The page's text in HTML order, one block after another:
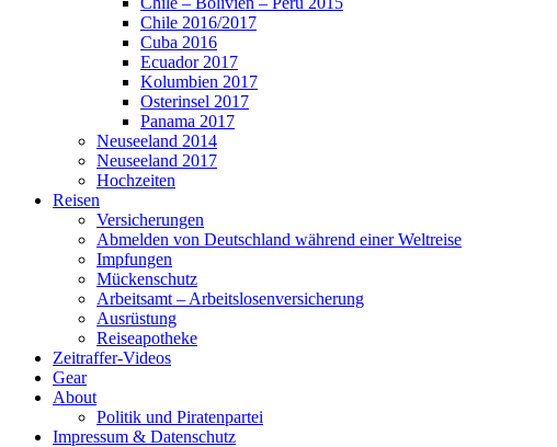
Chile 2016/2017
Cuba 2016
Ecuador 2017
Kolumbien 2017
Osterinsel 2017
Panama 2017
Neuseeland 2014
Neuseeland 2017
Hochzeiten
Reisen
Versicherungen
Abmelden von Deutschland während einer Weltreise
Impfungen
Mückenschutz
Arbeitsamt – Arbeitslosenversicherung
Ausrüstung
Reiseapotheke
Zeitraffer-Videos
Gear
About
Politik und Piratenpartei
Impressum & Datenschutz